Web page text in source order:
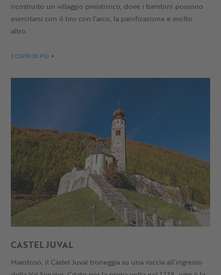
ricostruito un villaggio preistorico, dove i bambini possono
esercitarsi con il tiro con l’arco, la panificazione e molto
altro.
SCOPRI DI PIÙ
CASTEL JUVAL
Maestoso, il Castel Juval troneggia su una roccia all’ingresso